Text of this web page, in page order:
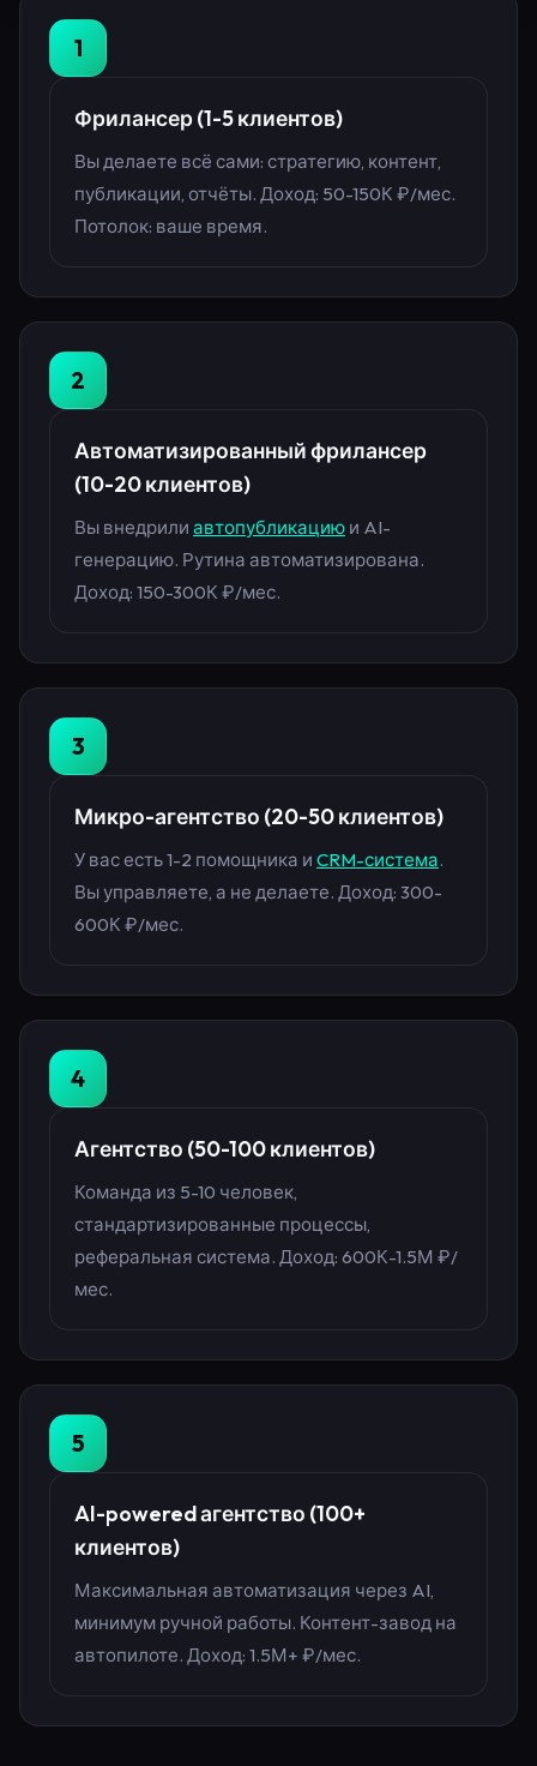
1
Фрилансер (1-5 клиентов)
Вы делаете всё сами: стратегию, контент,
публикации, отчёты. Доход: 50-150К ₽/мес.
Потолок: ваше время.
2
Автоматизированный фрилансер
(10-20 клиентов)
Вы внедрили автопубликацию и AI-
генерацию. Рутина автоматизирована.
Доход: 150-300К ₽/мес.
3
Микро-агентство (20-50 клиентов)
У вас есть 1-2 помощника и CRM-система.
Вы управляете, а не делаете. Доход: 300-
600К ₽/мес.
4
Агентство (50-100 клиентов)
Команда из 5-10 человек,
стандартизированные процессы,
реферальная система. Доход: 600К-1.5М ₽/
мес.
5
AI-powered агентство (100+
клиентов)
Максимальная автоматизация через AI,
минимум ручной работы. Контент-завод на
автопилоте. Доход: 1.5М+ ₽/мес.